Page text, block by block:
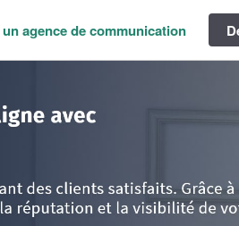
agence de communication